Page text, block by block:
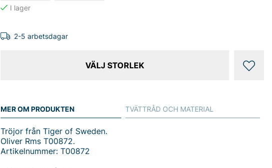
2-5 arbetsdagar
VÄLJ STORLEK
MER OM PRODUKTEN
Tröjor från Tiger of Sweden.
Oliver Rms T00872.
Artikelnummer: T00872
TVÄTTRÅD OCH MATERIAL